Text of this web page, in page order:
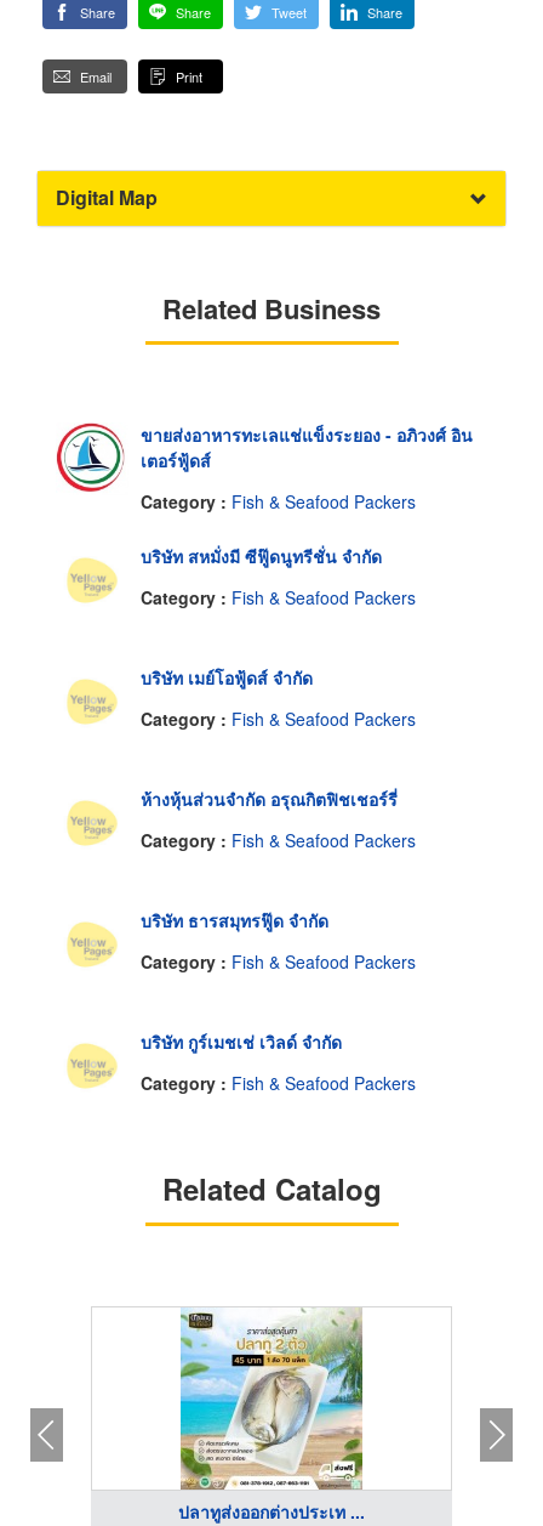
Share Share Tweet Share
Email Print
Digital Map
Related Business
ขายส่งอาหารทะเลแช่แข็งระยอง - อภิวงศ์ อิน
เตอร์ฟู้ดส์
Category : Fish & Seafood Packers
บริษัท สหมั่งมี ซีฟู๊ดนูทรีชั่น จำกัด
Category : Fish & Seafood Packers
บริษัท เมย์โอฟู้ดส์ จำกัด
Category : Fish & Seafood Packers
ห้างหุ้นส่วนจำกัด อรุณกิตฟิชเชอร์รี่
Category : Fish & Seafood Packers
บริษัท ธารสมุทรฟู๊ด จำกัด
Category : Fish & Seafood Packers
บริษัท กูร์เมชเช่ เวิลด์ จำกัด
Category : Fish & Seafood Packers
Related Catalog
ปลาทูส่งออกต่างประเท ...